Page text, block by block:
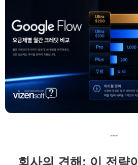
---
회사의 견해: 이 전략